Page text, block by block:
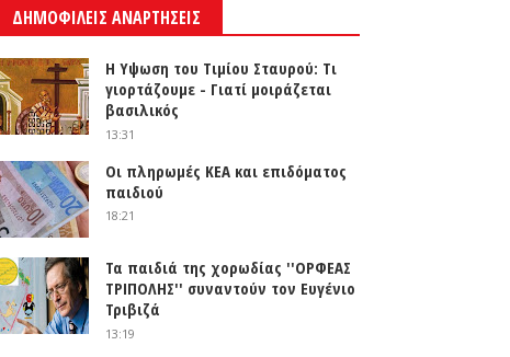
ΔΗΜΟΦΙΛΕΙΣ ΑΝΑΡΤΗΣΕΙΣ
Η Υψωση του Τιμίου Σταυρού: Τι
γιορτάζουμε - Γιατί μοιράζεται
βασιλικός
13:31
Οι πληρωμές ΚΕΑ και επιδόματος
παιδιού
18:21
Τα παιδιά της χορωδίας ''ΟΡΦΕΑΣ
ΤΡΙΠΟΛΗΣ'' συναντούν τον Ευγένιο
Τριβιζά
13:19